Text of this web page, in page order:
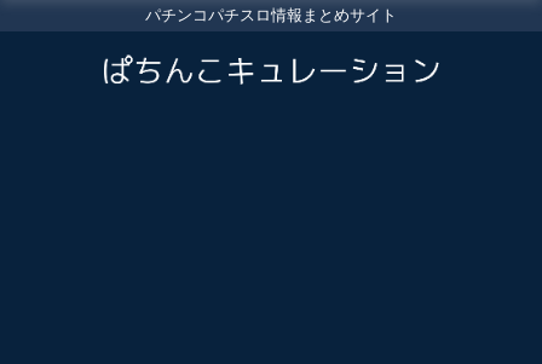
パチンコパチスロ情報まとめサイト